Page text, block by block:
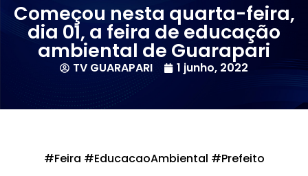
Começou nesta quarta-feira,
dia 01, a feira de educação
ambiental de Guarapari
TV GUARAPARI 1 junho, 2022
#Feira #EducacaoAmbiental #Prefeito